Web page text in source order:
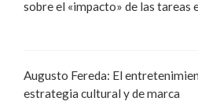
sobre el «impacto» de las tareas
Augusto Fereda: El
estrategia cultural y de marca